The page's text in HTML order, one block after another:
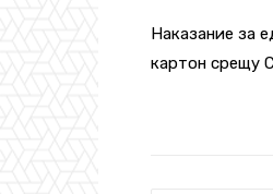
Наказание за
картон срещу